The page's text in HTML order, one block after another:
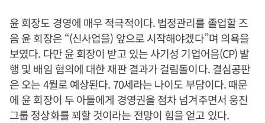
윤 회장도 경영에 매우 적극적이다. 법정관리를 졸업할 즈
음 윤 회장은 “(신사업을) 앞으로 시작해야겠다”며 의욕을
보였다. 다만 윤 회장이 받고 있는 사기성 기업어음(CP) 발
행 및 배임 혐의에 대한 재판 결과가 걸림돌이다. 결심공판
은 오는 4월로 예상된다. 70세라는 나이도 부담이다. 때문
에 윤 회장이 두 아들에게 경영권을 점차 넘겨주면서 웅진
그룹 정상화를 꾀할 것이라는 전망이 힘을 얻고 있다.